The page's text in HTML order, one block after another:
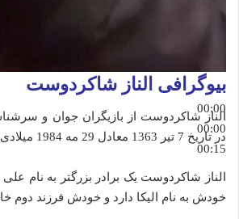
00:00
00:00
00:15
بیوگرافی الناز شاکردوست
الناز شاکردوست از بازیگران جوان و
در تاریخ 7 تیر 1363 معادل 29 مه 1984 میلادی ‌در تهران به دنیا آمد.
الناز شاکردوست یک برادر بزرگتر به نام
خودش به نام الیکا دارد و خودش فرزند دوم